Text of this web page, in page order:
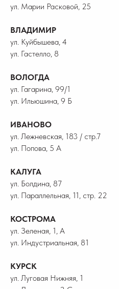
ул. Марии Расковой, 25
ВЛАДИМИР
ул. Куйбышева, 4
ул. Гастелло, 8
ВОЛОГДА
ул. Гагарина, 99/1
ул. Ильюшина, 9 Б
ИВАНОВО
ул. Лежневская, 183 / стр.7
ул. Попова, 5 А
КАЛУГА
ул. Болдина, 87
ул. Параллельная, 11, стр. 22
КОСТРОМА
ул. Зеленая, 1, А
ул. Индустриальная, 81
КУРСК
ул. Луговая Нижняя, 1